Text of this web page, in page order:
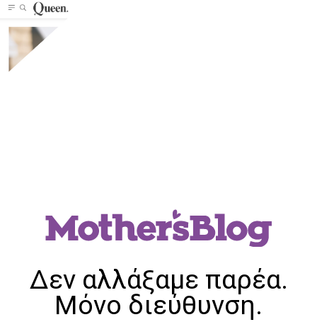
Δεν αλλάξαμε παρέα.
Μόνο διεύθυνση.